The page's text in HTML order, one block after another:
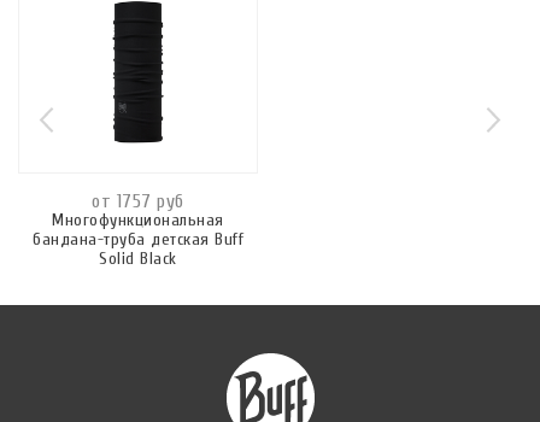
от 1757 руб
Многофункциональная
бандана-труба детская Buff
Solid Black